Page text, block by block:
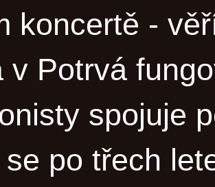
koncertě -
v Potrvá
spojuje
se po třech